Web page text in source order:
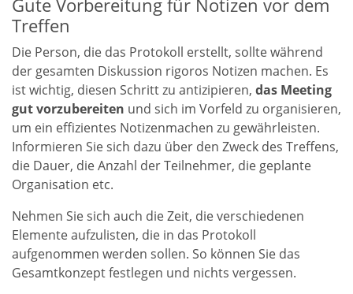
Gute Vorbereitung für Notizen vor dem
Treffen
Die Person, die das Protokoll erstellt, sollte während
der gesamten Diskussion rigoros Notizen machen. Es
ist wichtig, diesen Schritt zu antizipieren, das Meeting
gut vorzubereiten und sich im Vorfeld zu organisieren,
um ein effizientes Notizenmachen zu gewährleisten.
Informieren Sie sich dazu über den Zweck des Treffens,
die Dauer, die Anzahl der Teilnehmer, die geplante
Organisation etc.
Nehmen Sie sich auch die Zeit, die verschiedenen
Elemente aufzulisten, die in das Protokoll
aufgenommen werden sollen. So können Sie das
Gesamtkonzept festlegen und nichts vergessen.